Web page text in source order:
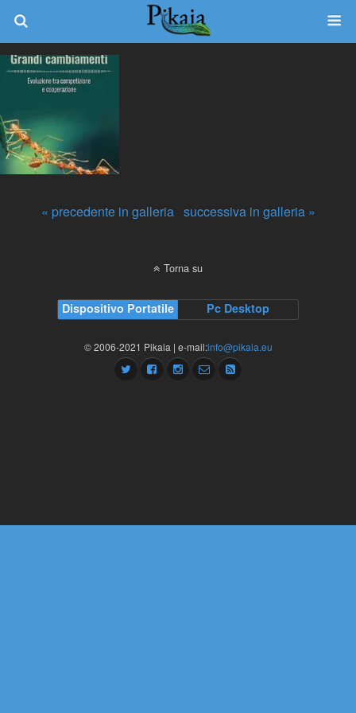
« precedente in galleria successiva in galleria »
Torna su
Dispositivo Portatile Pc Desktop
© 2006-2021 Pikaia | e-mail:info@pikaia.eu